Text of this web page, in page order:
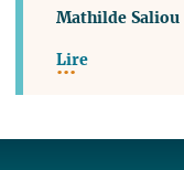
Mathilde Saliou
Lire